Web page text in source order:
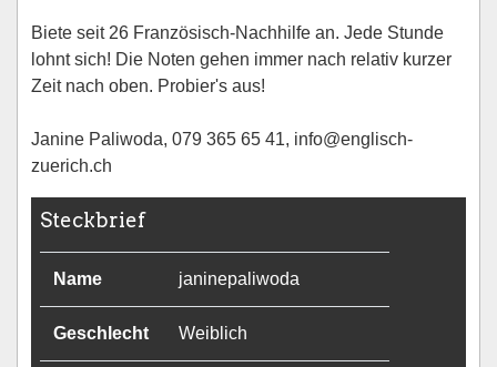
Biete seit 26 Französisch-Nachhilfe an. Jede Stunde
lohnt sich! Die Noten gehen immer nach relativ kurzer
Zeit nach oben. Probier's aus!
Janine Paliwoda, 079 365 65 41, info@englisch-
zuerich.ch
Steckbrief
Name janinepaliwoda
Geschlecht Weiblich